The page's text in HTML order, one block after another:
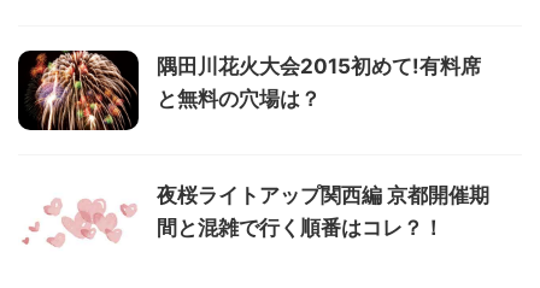
隅田川花火大会2015初めて!有料席
と無料の穴場は？
夜桜ライトアップ関西編 京都開催期
間と混雑で行く順番はコレ？！